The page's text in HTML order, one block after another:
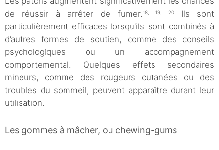
de réussir à arrêter de fumer.18, 19, 20
Ils sont
particulièrement efficaces lorsqu’ils sont combinés à
d’autres formes de soutien, comme des conseils
psychologiques ou un accompagnement
comportemental. Quelques effets secondaires
mineurs, comme des rougeurs cutanées ou des
troubles du sommeil, peuvent apparaître durant leur
utilisation.
Les gommes à mâcher, ou chewing-gums